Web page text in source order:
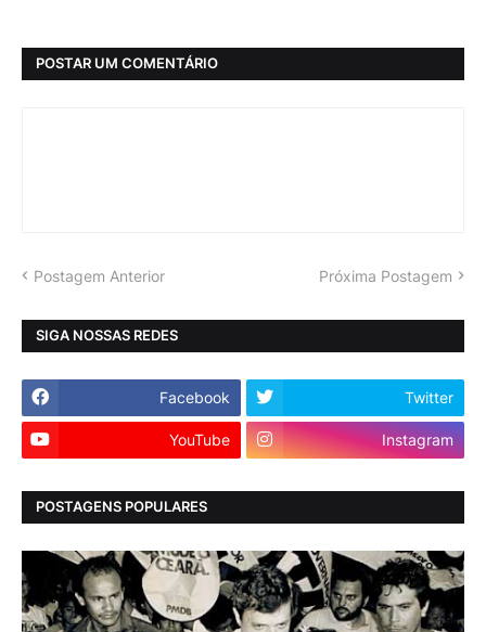
POSTAR UM COMENTÁRIO
Postagem Anterior Próxima Postagem
SIGA NOSSAS REDES
Facebook Twitter
YouTube Instagram
POSTAGENS POPULARES